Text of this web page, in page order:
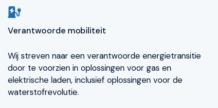
Verantwoorde mobiliteit
Wij streven naar een verantwoorde energietransitie
door te voorzien in oplossingen voor gas en
elektrische laden, inclusief oplossingen voor de
waterstofrevolutie.